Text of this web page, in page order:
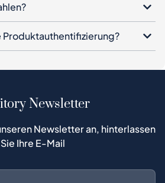
Newsletter
Newsletter an, hinterlassen
Sie Ihre E-Mail